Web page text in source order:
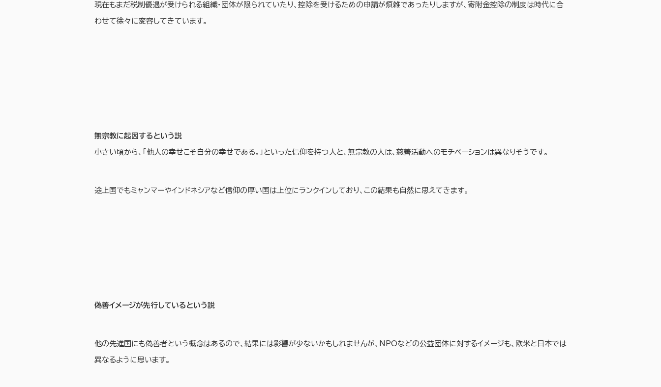
現在もまだ税制優遇が受けられる組織・団体が限られていたり、控除を受けるための申請が煩雑であったりしますが、寄附金控除の制度は時代に合
わせて徐々に変容してきています。
無宗教に起因するという説
小さい頃から、「他人の幸せこそ自分の幸せである。」といった信仰を持つ人と、無宗教の人は、慈善活動へのモチベーションは異なりそうです。
途上国でもミャンマーやインドネシアなど信仰の厚い国は上位にランクインしており、この結果も自然に思えてきます。
偽善イメージが先行しているという説
他の先進国にも偽善者という概念はあるので、結果には影響が少ないかもしれませんが、NPOなどの公益団体に対するイメージも、欧米と日本では
異なるように思います。